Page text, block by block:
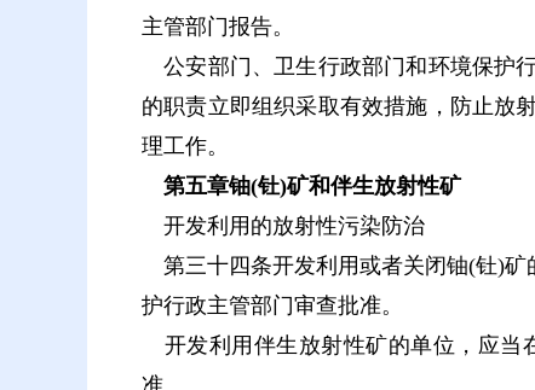
主管部门报告。
公安部门、卫生行政部门和环境保护
的职责立即组织采取有效措施，防止放
理工作。
第五章铀(钍)矿和伴生放射性矿
开发利用的放射性污染防治
第三十四条开发利用或者关闭铀(钍)矿
护行政主管部门审查批准。
开发利用伴生放射性矿的单位，应当
准。